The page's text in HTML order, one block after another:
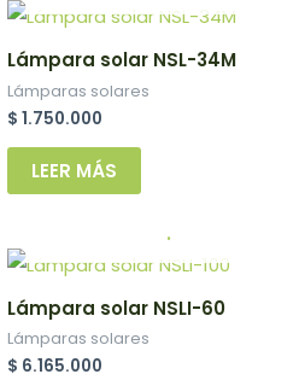
Lámpara solar NSL-34M
Lámparas solares
$ 1.750.000
LEER MÁS
.
Lámpara solar NSLI-60
Lámparas solares
$ 6.165.000